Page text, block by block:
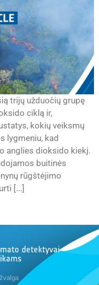
trijų užduočių grupę
ciklą ir,
kokių veiksmų
lygmeniu, kad
anglies dioksido kiekį.
buitinės
rūgštėjimo
[...]
detektyvai